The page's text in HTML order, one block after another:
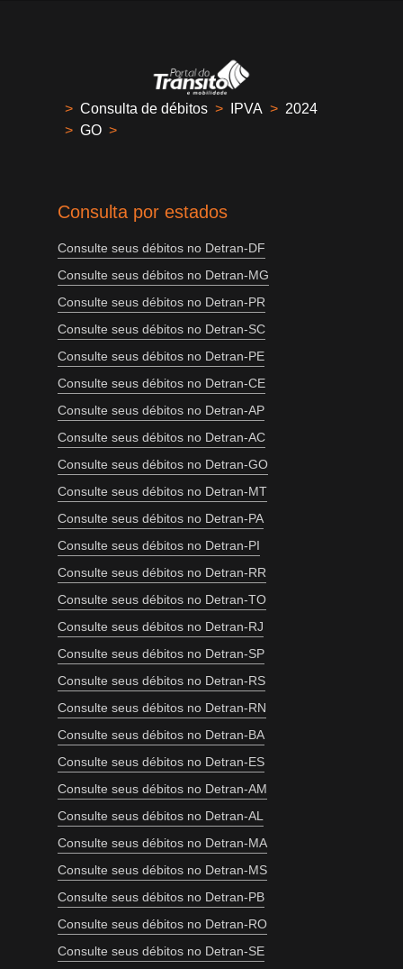
> Consulta de débitos > IPVA > 2024
> GO >
Consulta por estados
Consulte seus débitos no Detran-DF
Consulte seus débitos no Detran-MG
Consulte seus débitos no Detran-PR
Consulte seus débitos no Detran-SC
Consulte seus débitos no Detran-PE
Consulte seus débitos no Detran-CE
Consulte seus débitos no Detran-AP
Consulte seus débitos no Detran-AC
Consulte seus débitos no Detran-GO
Consulte seus débitos no Detran-MT
Consulte seus débitos no Detran-PA
Consulte seus débitos no Detran-PI
Consulte seus débitos no Detran-RR
Consulte seus débitos no Detran-TO
Consulte seus débitos no Detran-RJ
Consulte seus débitos no Detran-SP
Consulte seus débitos no Detran-RS
Consulte seus débitos no Detran-RN
Consulte seus débitos no Detran-BA
Consulte seus débitos no Detran-ES
Consulte seus débitos no Detran-AM
Consulte seus débitos no Detran-AL
Consulte seus débitos no Detran-MA
Consulte seus débitos no Detran-MS
Consulte seus débitos no Detran-PB
Consulte seus débitos no Detran-RO
Consulte seus débitos no Detran-SE